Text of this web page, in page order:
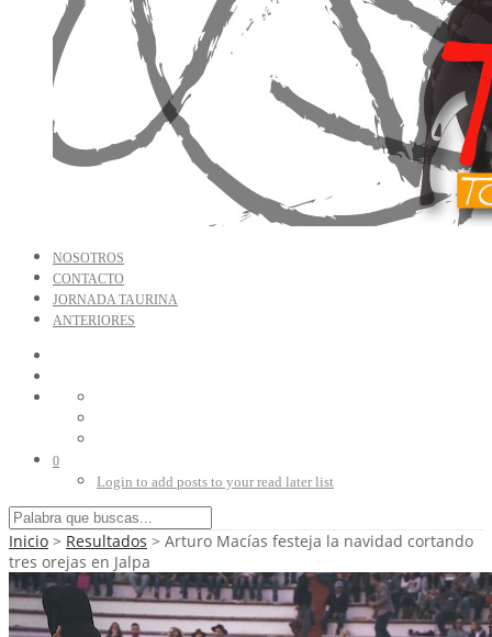
NOSOTROS
CONTACTO
JORNADA TAURINA
ANTERIORES
0
Login to add posts to your read later list
Inicio > Resultados > Arturo Macías festeja la navidad cortando
tres orejas en Jalpa